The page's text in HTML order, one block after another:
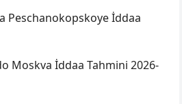
Peschanokopskoye İddaa
Moskva İddaa Tahmini 2026-